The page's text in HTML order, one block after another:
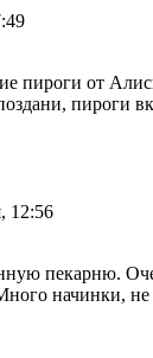
пироги от
пироги
12:56
пекарню.
начинки,